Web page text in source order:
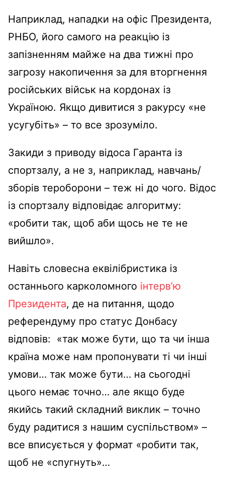
Наприклад, нападки на офіс Президента,
РНБО, його самого на реакцію із
запізненням майже на два тижні про
загрозу накопичення за для вторгнення
російських військ на кордонах із
Україною. Якщо дивитися з ракурсу «не
усугубіть» – то все зрозуміло.
Закиди з приводу відоса Гаранта із
спортзалу, а не з, наприклад, навчань/
зборів тероборони – теж ні до чого. Відос
із спортзалу відповідає алгоритму:
«робити так, щоб аби щось не те не
вийшло».
Навіть словесна еквілібристика із
останнього карколомного інтерв’ю
Президента, де на питання, щодо
референдуму про статус Донбасу
відповів: «так може бути, що та чи інша
країна може нам пропонувати ті чи інші
умови… так може бути… на сьогодні
цього немає точно… але якщо буде
якийсь такий складний виклик – точно
буду радитися з нашим суспільством» –
все вписується у формат «робити так,
щоб не «спугнуть»…